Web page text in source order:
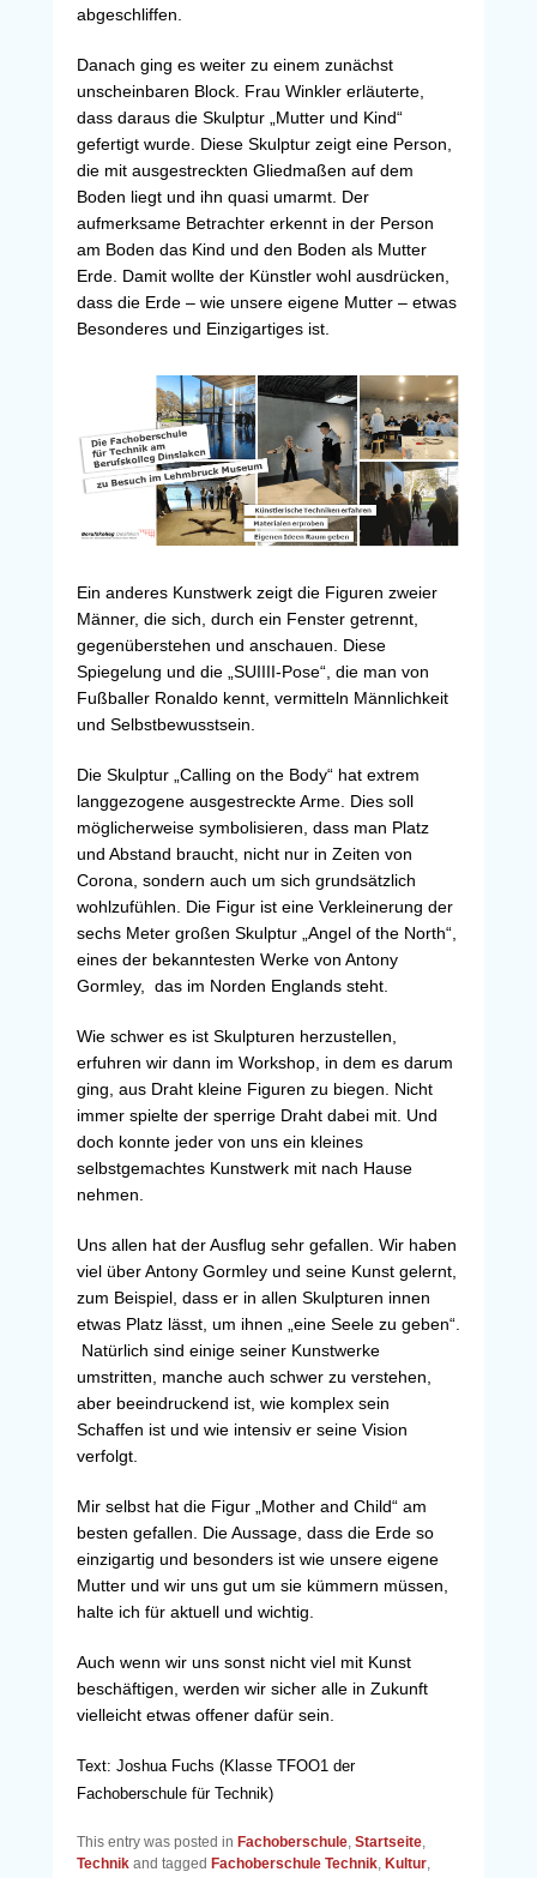
abgeschliffen.
Danach ging es weiter zu einem zunächst
unscheinbaren Block. Frau Winkler erläuterte,
dass daraus die Skulptur „Mutter und Kind“
gefertigt wurde. Diese Skulptur zeigt eine Person,
die mit ausgestreckten Gliedmaßen auf dem
Boden liegt und ihn quasi umarmt. Der
aufmerksame Betrachter erkennt in der Person
am Boden das Kind und den Boden als Mutter
Erde. Damit wollte der Künstler wohl ausdrücken,
dass die Erde – wie unsere eigene Mutter – etwas
Besonderes und Einzigartiges ist.
Ein anderes Kunstwerk zeigt die Figuren zweier
Männer, die sich, durch ein Fenster getrennt,
gegenüberstehen und anschauen. Diese
Spiegelung und die „SUIIII-Pose“, die man von
Fußballer Ronaldo kennt, vermitteln Männlichkeit
und Selbstbewusstsein.
Die Skulptur „Calling on the Body“ hat extrem
langgezogene ausgestreckte Arme. Dies soll
möglicherweise symbolisieren, dass man Platz
und Abstand braucht, nicht nur in Zeiten von
Corona, sondern auch um sich grundsätzlich
wohlzufühlen. Die Figur ist eine Verkleinerung der
sechs Meter großen Skulptur „Angel of the North“,
eines der bekanntesten Werke von Antony
Gormley, das im Norden Englands steht.
Wie schwer es ist Skulpturen herzustellen,
erfuhren wir dann im Workshop, in dem es darum
ging, aus Draht kleine Figuren zu biegen. Nicht
immer spielte der sperrige Draht dabei mit. Und
doch konnte jeder von uns ein kleines
selbstgemachtes Kunstwerk mit nach Hause
nehmen.
Uns allen hat der Ausflug sehr gefallen. Wir haben
viel über Antony Gormley und seine Kunst gelernt,
zum Beispiel, dass er in allen Skulpturen innen
etwas Platz lässt, um ihnen „eine Seele zu geben“.
Natürlich sind einige seiner Kunstwerke
umstritten, manche auch schwer zu verstehen,
aber beeindruckend ist, wie komplex sein
Schaffen ist und wie intensiv er seine Vision
verfolgt.
Mir selbst hat die Figur „Mother and Child“ am
besten gefallen. Die Aussage, dass die Erde so
einzigartig und besonders ist wie unsere eigene
Mutter und wir uns gut um sie kümmern müssen,
halte ich für aktuell und wichtig.
Auch wenn wir uns sonst nicht viel mit Kunst
beschäftigen, werden wir sicher alle in Zukunft
vielleicht etwas offener dafür sein.
Text: Joshua Fuchs (Klasse TFOO1 der
Fachoberschule für Technik)
This entry was posted in Fachoberschule Startseite
Technik and tagged Fachoberschule Technik Kultur